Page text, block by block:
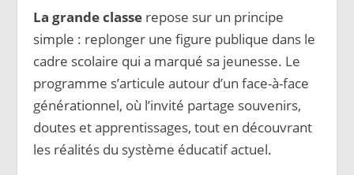
La grande classe repose sur un principe
simple : replonger une figure publique dans le
cadre scolaire qui a marqué sa jeunesse. Le
programme s’articule autour d’un face-à-face
générationnel, où l’invité partage souvenirs,
doutes et apprentissages, tout en découvrant
les réalités du système éducatif actuel.